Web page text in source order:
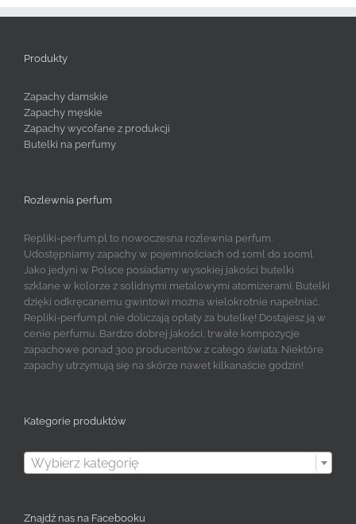
Produkty
Zapachy damskie
Zapachy męskie
Zapachy wycofane z produkcji
Butelki na perfumy
Rozlewnia perfum
Repliki-perfum.pl to nowoczesna rozlewnia perfum.
Udostępniamy zapachy w pojemnościach od 10ml do 100ml.
Jako jedyni w Polsce posiadamy wysokiej jakości butelki
szklane w kolorze z solidnymi metalowymi atomizerami. Butelki
dzięki odkręcanemu gwintowi można wielokrotnie napełniać.
Repliki-perfum.pl nie doliczają opłaty za butelkę! Dostajesz ją w
cenie perfumu. Bardzo dobrej jakości, trwałe kompozycje
zapachowe ponad 300 producentów z całego świata. Niektóre
zapachy utrzymują się na skórze nawet kilkanaście godzin!
Kategorie produktów
Wybierz kategorię
Znajdź nas na Facebooku